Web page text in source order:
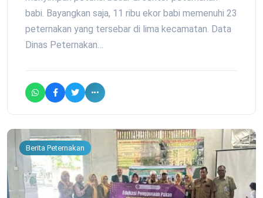
babi. Bayangkan saja, 11 ribu ekor babi memenuhi 23
peternakan yang tersebar di lima kecamatan. Data
Dinas Peternakan…
Berita Peternakan